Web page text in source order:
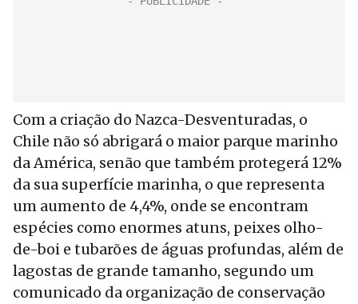
Com a criação do Nazca-Desventuradas, o
Chile não só abrigará o maior parque marinho
da América, senão que também protegerá 12%
da sua superfície marinha, o que representa
um aumento de 4,4%, onde se encontram
espécies como enormes atuns, peixes olho-
de-boi e tubarões de águas profundas, além de
lagostas de grande tamanho, segundo um
comunicado da organização de conservação